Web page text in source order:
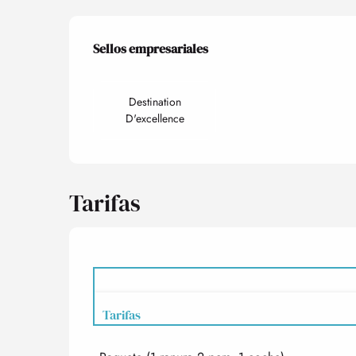
Oferta de
Sellos empresariales
Sellos empresariales
Destination
D'excellence
Tarifas
Tarifas